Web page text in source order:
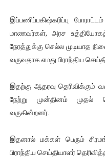
இப்பணிப்பகிஷ்கரிப்பு
மாணவர்கள், அரச
நேரத்துக்கு செல்ல முடியாத
வருவதாக எமது பிராந்திய
இதற்கு ஆதரவு தெரிவிக்கும்
நேற்று ‌‌‌‌‌‌‌‌‌‌‌‌‌‌‌‌‌‌‌‌‌‌‌‌‌‌‌‌‌‌‌‌‌‌‌‌‌‌‌‌முன்தினம் முதல்
வருகின்றனர்.
இதனால் மக்கள் பெரும்
பிராந்திய செய்தியாளர்